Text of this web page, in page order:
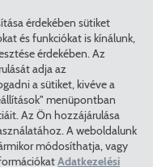
érdekében sütiket
és funkciókat is kínálunk,
érdekében. Az
adja az
a sütiket, kivéve a
menüpontban
Az Ön hozzájárulása
A weboldalunk
módosíthatja, vagy
Adatkezelési